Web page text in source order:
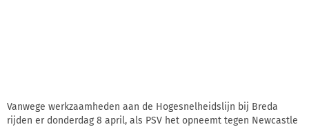
Vanwege werkzaamheden aan de Hogesnelheidslijn bij Breda
rijden er donderdag 8 april, als PSV het opneemt tegen Newcastle